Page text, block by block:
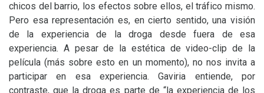
chicos del barrio, los efectos sobre ellos, el tráfico mismo.
Pero esa representación es, en cierto sentido, una visión
de la experiencia de la droga desde fuera de esa
experiencia. A pesar de la estética de video-clip de la
película (más sobre esto en un momento), no nos invita a
participar en esa experiencia. Gaviria entiende, por
contraste, que la droga es parte de “la experiencia de los